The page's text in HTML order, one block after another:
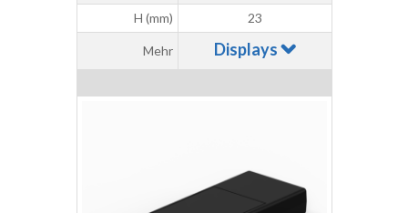
H (mm)
23
Mehr Displays